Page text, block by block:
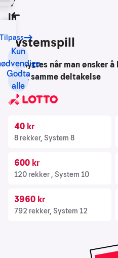
Tilbake
Systemspill
- benyttes når man ønsker
en og samme deltakelse
40 kr
8 rekker, System 8
600 kr
120 rekker , System 10
3960 kr
792 rekker, System 12
Vi bruker
informasjonskapsler
Vårt
formål
med
informasjonskapsler
er
blant
Nettsidene
fungere
teknisk
inn
statistikk
Tilpass
Kun
Godta
alle